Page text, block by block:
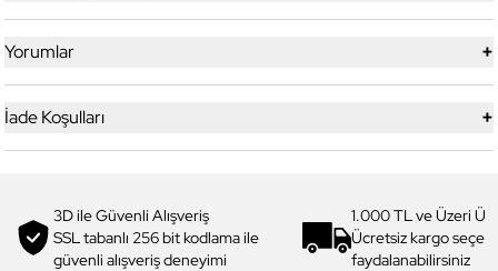
Yorumlar +
İade Koşulları +
3D ile Güvenli Alışveriş
SSL tabanlı 256 bit kodlama ile
güvenli alışveriş deneyimi
1.000 TL ve Üzeri
Ücretsiz kargo
faydalanabilirsiniz